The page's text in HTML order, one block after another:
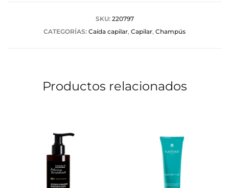
SKU: 220797
CATEGORÍAS: Caída capilar, Capilar, Champús
Productos relacionados